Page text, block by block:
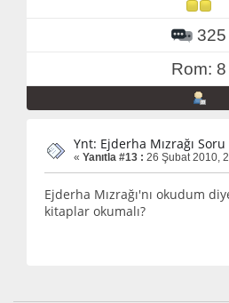
325
Rom: 8
Ynt: Ejderha Mızrağı Soru
« Yanıtla #13 : 26 Şubat 2010,
Ejderha Mızrağı'nı okudum
kitaplar okumalı?